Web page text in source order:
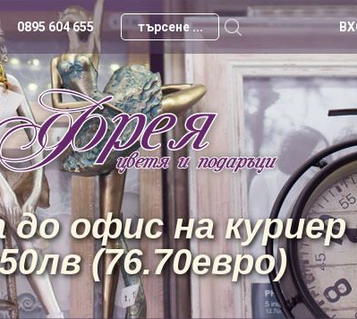
0895 604 655
офис на куриер
(76.70евро)